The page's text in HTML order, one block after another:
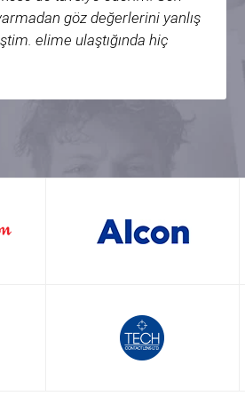
göz değerlerini yanlış
elime ulaştığında hiç
1 numara. Çok teşekkür